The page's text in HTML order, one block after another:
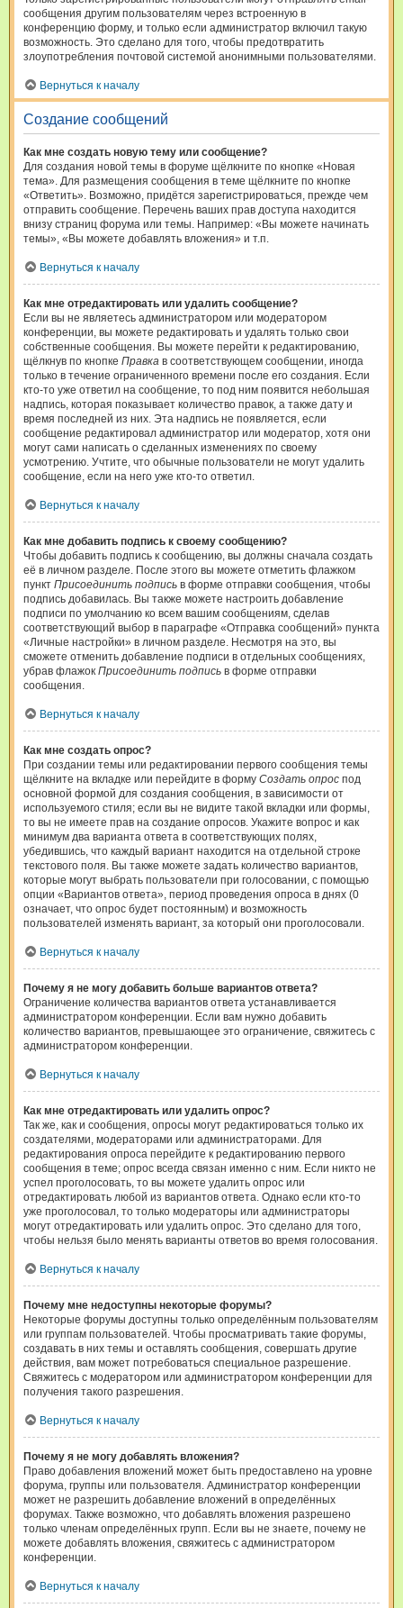
сообщения другим пользователям через встроенную в
конференцию форму, и только если администратор включил такую
возможность. Это сделано для того, чтобы предотвратить
злоупотребления почтовой системой анонимными пользователями.
Вернуться к началу
Создание сообщений
Как мне создать новую тему или сообщение?
Для создания новой темы в форуме щёлкните по кнопке «Новая
тема». Для размещения сообщения в теме щёлкните по кнопке
«Ответить». Возможно, придётся зарегистрироваться, прежде чем
отправить сообщение. Перечень ваших прав доступа находится
внизу страниц форума или темы. Например: «Вы можете начинать
темы», «Вы можете добавлять вложения» и т.п.
Вернуться к началу
Как мне отредактировать или удалить сообщение?
Если вы не являетесь администратором или модератором
конференции, вы можете редактировать и удалять только свои
собственные сообщения. Вы можете перейти к редактированию,
щёлкнув по кнопке Правка в соответствующем сообщении, иногда
только в течение ограниченного времени после его создания. Если
кто-то уже ответил на сообщение, то под ним появится небольшая
надпись, которая показывает количество правок, а также дату и
время последней из них. Эта надпись не появляется, если
сообщение редактировал администратор или модератор, хотя они
могут сами написать о сделанных изменениях по своему
усмотрению. Учтите, что обычные пользователи не могут удалить
сообщение, если на него уже кто-то ответил.
Вернуться к началу
Как мне добавить подпись к своему сообщению?
Чтобы добавить подпись к сообщению, вы должны сначала создать
её в личном разделе. После этого вы можете отметить флажком
пункт Присоединить подпись в форме отправки сообщения, чтобы
подпись добавилась. Вы также можете настроить добавление
подписи по умолчанию ко всем вашим сообщениям, сделав
соответствующий выбор в параграфе «Отправка сообщений» пункта
«Личные настройки» в личном разделе. Несмотря на это, вы
сможете отменить добавление подписи в отдельных сообщениях,
убрав флажок Присоединить подпись в форме отправки
сообщения.
Вернуться к началу
Как мне создать опрос?
При создании темы или редактировании первого сообщения темы
щёлкните на вкладке или перейдите в форму Создать опрос под
основной формой для создания сообщения, в зависимости от
используемого стиля; если вы не видите такой вкладки или формы,
то вы не имеете прав на создание опросов. Укажите вопрос и как
минимум два варианта ответа в соответствующих полях,
убедившись, что каждый вариант находится на отдельной строке
текстового поля. Вы также можете задать количество вариантов,
которые могут выбрать пользователи при голосовании, с помощью
опции «Вариантов ответа», период проведения опроса в днях (0
означает, что опрос будет постоянным) и возможность
пользователей изменять вариант, за который они проголосовали.
Вернуться к началу
Почему я не могу добавить больше вариантов ответа?
Ограничение количества вариантов ответа устанавливается
администратором конференции. Если вам нужно добавить
количество вариантов, превышающее это ограничение, свяжитесь с
администратором конференции.
Вернуться к началу
Как мне отредактировать или удалить опрос?
Так же, как и сообщения, опросы могут редактироваться только их
создателями, модераторами или администраторами. Для
редактирования опроса перейдите к редактированию первого
сообщения в теме; опрос всегда связан именно с ним. Если никто не
успел проголосовать, то вы можете удалить опрос или
отредактировать любой из вариантов ответа. Однако если кто-то
уже проголосовал, то только модераторы или администраторы
могут отредактировать или удалить опрос. Это сделано для того,
чтобы нельзя было менять варианты ответов во время голосования.
Вернуться к началу
Почему мне недоступны некоторые форумы?
Некоторые форумы доступны только определённым пользователям
или группам пользователей. Чтобы просматривать такие форумы,
создавать в них темы и оставлять сообщения, совершать другие
действия, вам может потребоваться специальное разрешение.
Свяжитесь с модератором или администратором конференции для
получения такого разрешения.
Вернуться к началу
Почему я не могу добавлять вложения?
Право добавления вложений может быть предоставлено на уровне
форума, группы или пользователя. Администратор конференции
может не разрешить добавление вложений в определённых
форумах. Также возможно, что добавлять вложения разрешено
только членам определённых групп. Если вы не знаете, почему не
можете добавлять вложения, свяжитесь с администратором
конференции.
Вернуться к началу